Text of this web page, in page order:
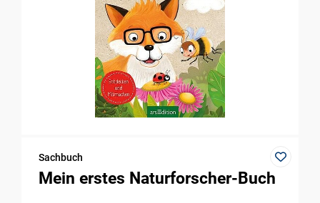
Sachbuch
Mein erstes Naturforscher-Buch